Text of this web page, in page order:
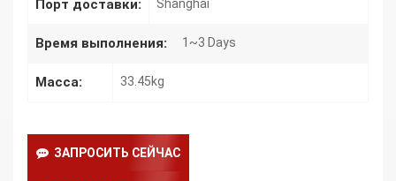
Порт доставки: Shanghai
Время выполнения: 1~3 Days
Масса: 33.45kg
ЗАПРОСИТЬ СЕЙЧАС